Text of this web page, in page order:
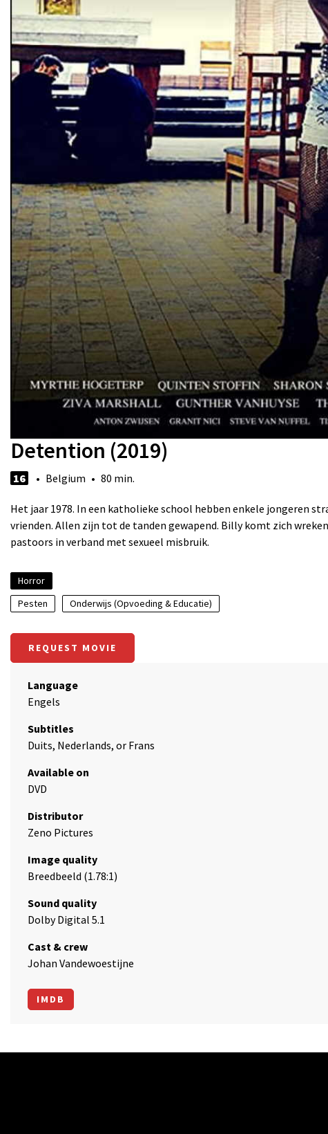
Detention (2019)
16 • Belgium • 80 min.
Het jaar 1978. In een katholieke school hebben enkele jongeren
vrienden. Allen zijn tot de tanden gewapend. Billy komt zich
pastoors in verband met sexueel misbruik.
Horror
Pesten
Onderwijs (Opvoeding & Educatie)
REQUEST MOVIE
Language
Engels
Subtitles
Duits, Nederlands, or Frans
Available on
DVD
Distributor
Zeno Pictures
Image quality
Breedbeeld (1.78:1)
Sound quality
Dolby Digital 5.1
Cast & crew
Johan Vandewoestijne
IMDB